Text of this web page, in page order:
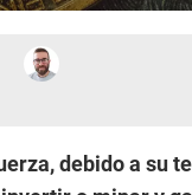
debido a su